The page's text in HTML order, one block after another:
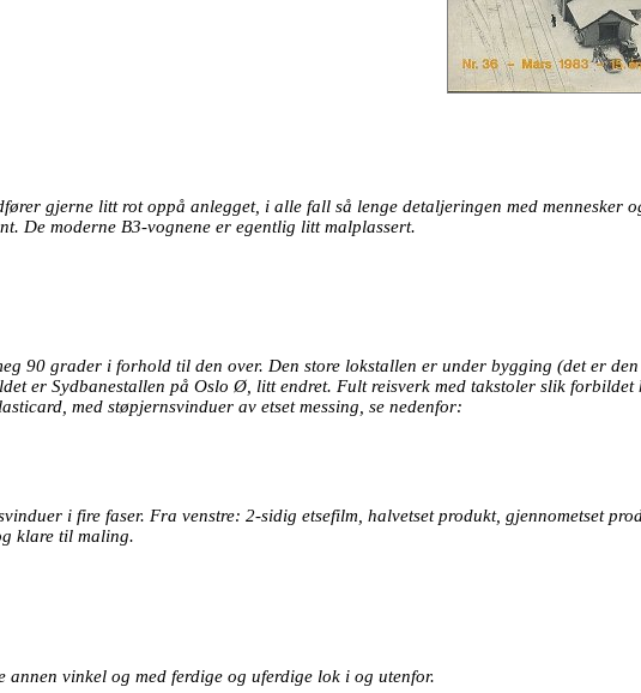
gjerne litt rot oppå anlegget, i alle fall så lenge detaljeringen med mennesker
De moderne B3-vognene er egentlig litt malplassert.
90 grader i forhold til den over. Den store lokstallen er under bygging (det er den
er Sydbanestallen på Oslo Ø, litt endret. Fult reisverk med takstoler slik forbildet
med støpjernsvinduer av etset messing, se nedenfor:
i fire faser. Fra venstre: 2-sidig etsefilm, halvetset produkt, gjennometset
klare til maling.
annen vinkel og med ferdige og uferdige lok i og utenfor.